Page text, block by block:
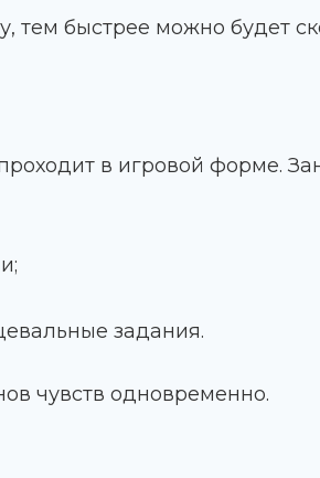
тем быстрее можно будет
в игровой форме.
задания.
чувств одновременно.